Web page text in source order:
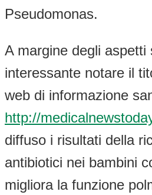
Pseudomonas.
A margine degli aspetti
interessante notare il
web di informazione
http://
diffuso i risultati della
antibiotici nei bambini
migliora la funzione